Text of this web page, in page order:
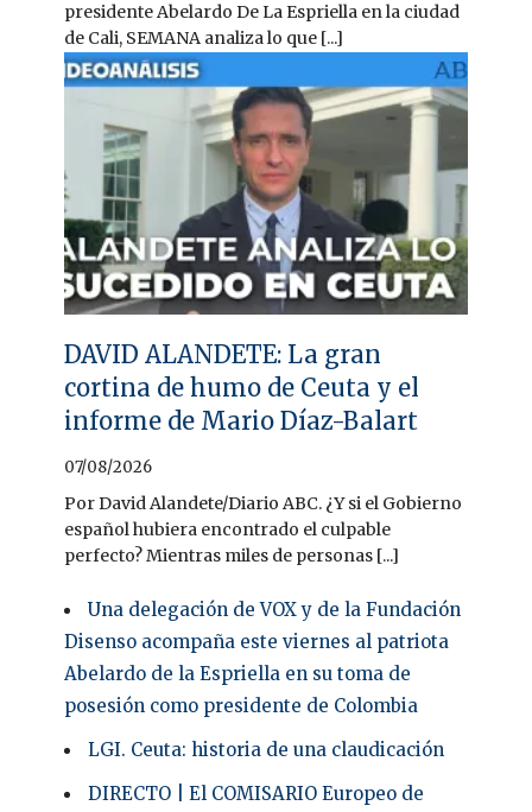
presidente Abelardo De La Espriella en la ciudad
de Cali, SEMANA analiza lo que [...]
DAVID ALANDETE: La gran
cortina de humo de Ceuta y el
informe de Mario Díaz-Balart
07/08/2026
Por David Alandete/Diario ABC. ¿Y si el Gobierno
español hubiera encontrado el culpable
perfecto? Mientras miles de personas [...]
Una delegación de VOX y de la Fundación
Disenso acompaña este viernes al patriota
Abelardo de la Espriella en su toma de
posesión como presidente de Colombia
LGI. Ceuta: historia de una claudicación
DIRECTO | El COMISARIO Europeo de